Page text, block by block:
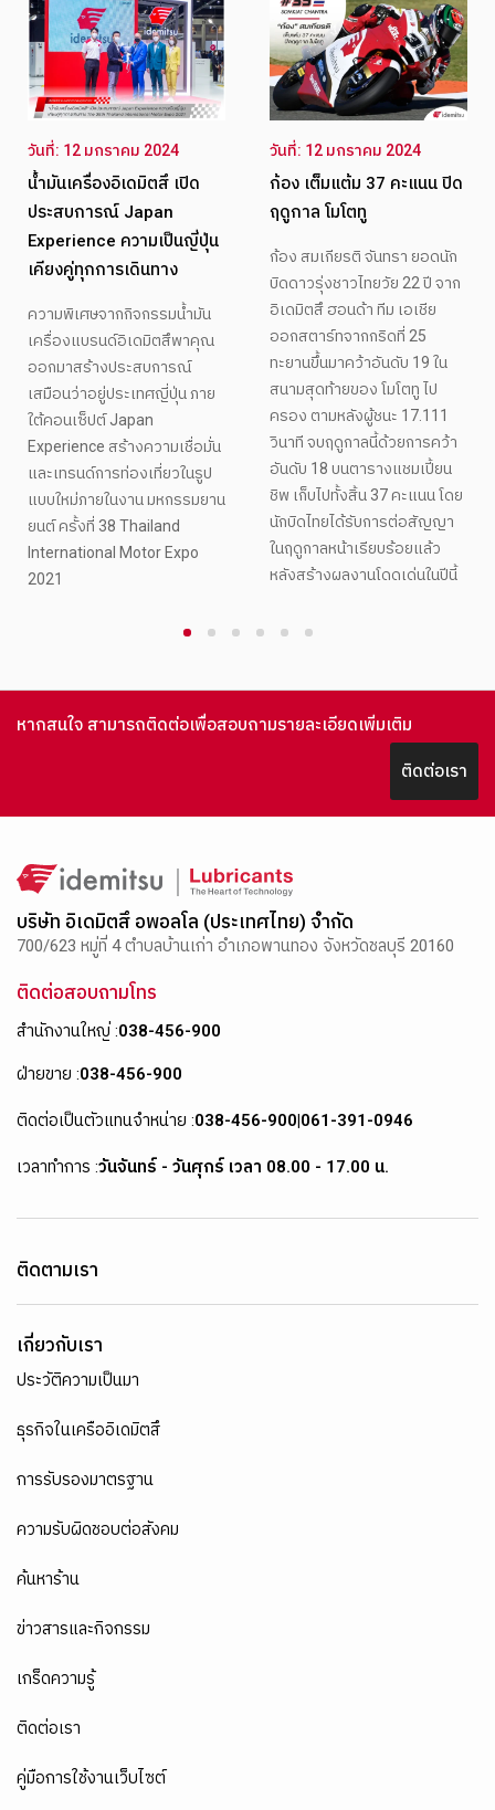
วันที่: 12 มกราคม 2024
น้ำมันเครื่องอิเดมิตสึ เปิด
ประสบการณ์ Japan
Experience ความเป็นญี่ปุ่น
เคียงคู่ทุกการเดินทาง
ความพิเศษจากกิจกรรมน้ำมัน
เครื่องแบรนด์อิเดมิตสึพาคุณ
ออกมาสร้างประสบการณ์
เสมือนว่าอยู่ประเทศญี่ปุ่น ภาย
ใต้คอนเซ็ปต์ Japan
Experience สร้างความเชื่อมั่น
และเทรนด์การท่องเที่ยวในรูป
แบบใหม่ภายในงาน มหกรรมยาน
ยนต์ ครั้งที่ 38 Thailand
International Motor Expo
2021
วันที่: 12 มกราคม 2024
ก้อง เต็มแต้ม 37 คะแนน ปิด
ฤดูกาล โมโตทู
ก้อง สมเกียรติ จันทรา ยอดนัก
บิดดาวรุ่งชาวไทยวัย 22 ปี จาก
อิเดมิตสึ ฮอนด้า ทีม เอเชีย
ออกสตาร์ทจากกริดที่ 25
ทะยานขึ้นมาคว้าอันดับ 19 ใน
สนามสุดท้ายของ โมโตทู ไป
ครอง ตามหลังผู้ชนะ 17.111
วินาที จบฤดูกาลนี้ด้วยการคว้า
อันดับ 18 บนตารางแชมเปี้ยน
ชิพ เก็บไปทั้งสิ้น 37 คะแนน โดย
นักบิดไทยได้รับการต่อสัญญา
ในฤดูกาลหน้าเรียบร้อยแล้ว
หลังสร้างผลงานโดดเด่นในปีนี้
หากสนใจ สามารถติดต่อเพื่อสอบถามรายละเอียดเพิ่มเติม
ติดต่อเรา
บริษัท อิเดมิตสึ อพอลโล (ประเทศไทย) จำกัด
700/623 หมู่ที่ 4 ตำบลบ้านเก่า อำเภอพานทอง จังหวัดชลบุรี 20160
ติดต่อสอบถามโทร
สำนักงานใหญ่ :038-456-900
ฝ่ายขาย :038-456-900
ติดต่อเป็นตัวแทนจำหน่าย :038-456-900 061-391-0946
เวลาทำการ :วันจันทร์ - วันศุกร์ เวลา 08.00 - 17.00 น.
ติดตามเรา
เกี่ยวกับเรา
ประวัติความเป็นมา
ธุรกิจในเครืออิเดมิตสึ
การรับรองมาตรฐาน
ความรับผิดชอบต่อสังคม
ค้นหาร้าน
ข่าวสารและกิจกรรม
เกร็ดความรู้
ติดต่อเรา
คู่มือการใช้งานเว็บไซต์